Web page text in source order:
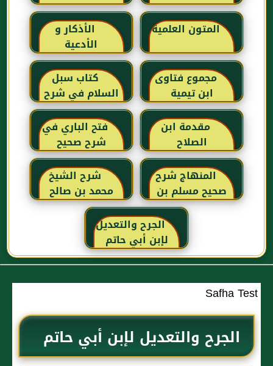
المتون العلمية
الأذكار و
الأدعية
مجموع فتاوى
ابن تيمية
كتاب سبل
السلام في شرح
بلوغ المرام للإمام
الصنعاني رحمه
الله
مقدمة ابن
الصلاح
فتح الباري في
شرح صحيح
البخاري للحافظ
ابن حجر
العسقلاني
المنهاج شرح
صحيح مسلم بن
الحجاج
شرح الشيخ
محمد بن صالح
العثيمين لكتاب
رياض الصالحين
للإمام النووي
رحمهم الله تعالى
الجرح والتعديل
لإبن أبي حاتم
Safha Test
الجرح والتعديل لإبن أبي حاتم